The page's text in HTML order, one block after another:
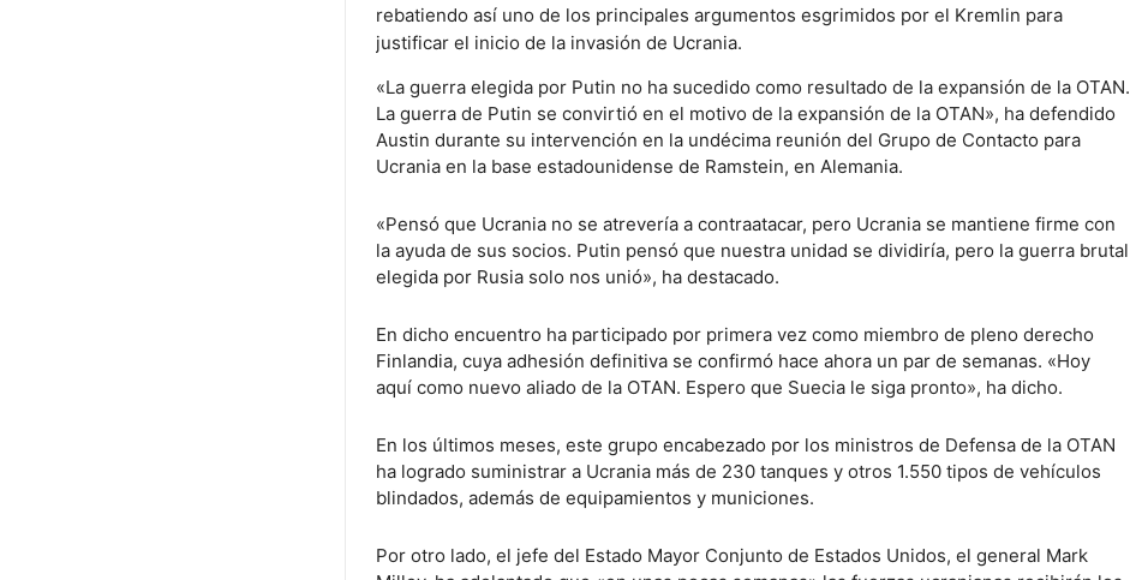
rebatiendo así uno de los principales argumentos esgrimidos por el Kremlin para
justificar el inicio de la invasión de Ucrania.
«La guerra elegida por Putin no ha sucedido como resultado de la expansión de la OTAN.
La guerra de Putin se convirtió en el motivo de la expansión de la OTAN», ha defendido
Austin durante su intervención en la undécima reunión del Grupo de Contacto para
Ucrania en la base estadounidense de Ramstein, en Alemania.
«Pensó que Ucrania no se atrevería a contraatacar, pero Ucrania se mantiene firme con
la ayuda de sus socios. Putin pensó que nuestra unidad se dividiría, pero la guerra brutal
elegida por Rusia solo nos unió», ha destacado.
En dicho encuentro ha participado por primera vez como miembro de pleno derecho
Finlandia, cuya adhesión definitiva se confirmó hace ahora un par de semanas. «Hoy
aquí como nuevo aliado de la OTAN. Espero que Suecia le siga pronto», ha dicho.
En los últimos meses, este grupo encabezado por los ministros de Defensa de la OTAN
ha logrado suministrar a Ucrania más de 230 tanques y otros 1.550 tipos de vehículos
blindados, además de equipamientos y municiones.
Por otro lado, el jefe del Estado Mayor Conjunto de Estados Unidos, el general Mark